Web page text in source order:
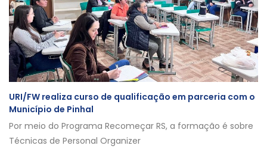
URI/FW realiza curso de qualificação em parceria com o
Município de Pinhal
Por meio do Programa Recomeçar RS, a formação é sobre
Técnicas de Personal Organizer